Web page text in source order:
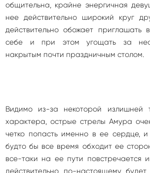
общительна, крайне энергичная
нее действительно широкий круг
действительно обожает приглашать
себе и при этом угощать за
накрытым почти праздничным столом.
Видимо из-за некоторой излишней
характера, острые стрелы Амура
четко попасть именно в ее сердце,
будто бы все время обходит ее
все-таки на ее пути повстречается
действительно по-настоящему будет